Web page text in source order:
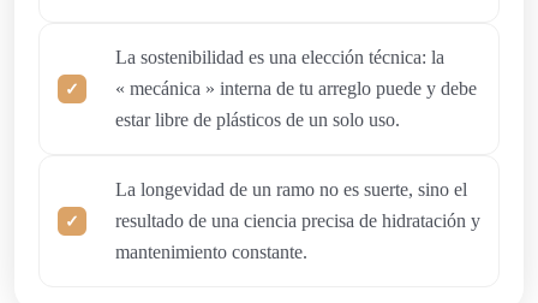
La sostenibilidad es una elección técnica: la
« mecánica » interna de tu arreglo puede y debe
estar libre de plásticos de un solo uso.
La longevidad de un ramo no es suerte, sino el
resultado de una ciencia precisa de hidratación y
mantenimiento constante.